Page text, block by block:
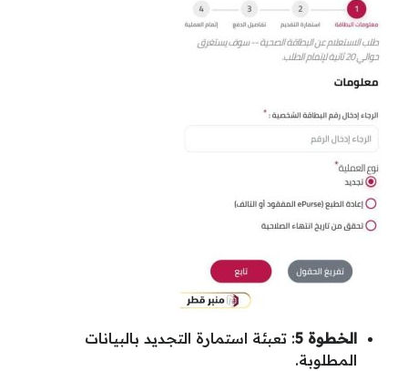
الخطوة 5
: تعبئة استمارة التجديد بالبيانات
المطلوبة.